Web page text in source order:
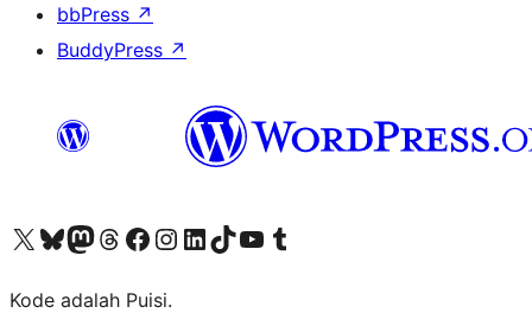
bbPress ↗
BuddyPress ↗
Kunjungi akun X (sebelumnya Twitter) kamiVisit our Bluesky account
Kunjungi akun Mastodon kami
Visit our Threads account
Kunjungi halaman Facebook kamiKunjungi akun Instagram kamiKunjungi akun LinkedIn kami
Visit our TikTok account
Kunjungi channel YouTube kamiVisit our Tumblr account
Kode adalah Puisi.